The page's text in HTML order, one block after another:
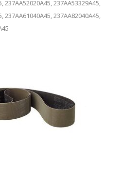
237AA52020A45, 237AA53329A45,
237AA61040A45, 237AA82040A45,